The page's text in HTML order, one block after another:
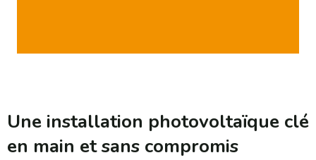
Une installation photovoltaïque clé
en main et sans compromis